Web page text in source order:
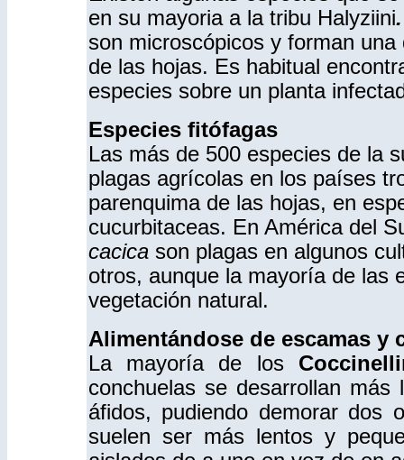
en su mayoria a la tribu Halyziini
son microscópicos y forman
de las hojas. Es habitual
especies sobre un planta
Especies fitófagas
Las más de 500 especies de la
plagas agrícolas en los países
parenquima de las hojas, en
cucurbitaceas. En América del
cacica son plagas en algunos
otros, aunque la mayoría de las
vegetación natural.
Alimentándose de escamas y
La mayoría de los
conchuelas se desarrollan
áfidos, pudiendo demorar dos
suelen ser más lentos y